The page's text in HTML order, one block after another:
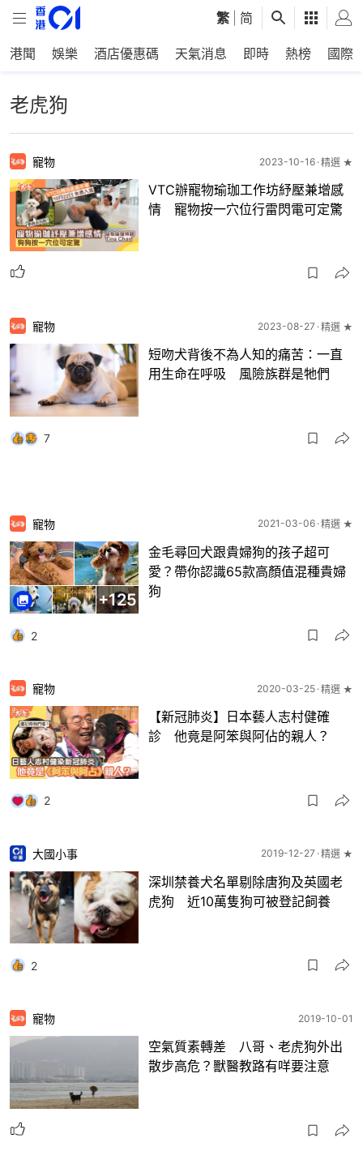
繁 简
港聞 娛樂 酒店優惠碼 天氣消息 即時 熱榜 國際
老虎狗
寵物 2023-10-16 精選 ★
VTC辦寵物瑜珈工作坊紓壓兼增感
情 寵物按一穴位行雷閃電可定驚
寵物 2023-08-27 精選 ★
短吻犬背後不為人知的痛苦：一直
用生命在呼吸 風險族群是牠們
7
+125
寵物 2021-03-06 精選 ★
金毛尋回犬跟貴婦狗的孩子超可
愛？帶你認識65款高顏值混種貴婦
狗
2
寵物 2020-03-25 精選 ★
【新冠肺炎】日本藝人志村健確
診 他竟是阿笨與阿佔的親人？
2
大國小事 2019-12-27 精選 ★
深圳禁養犬名單剔除唐狗及英國老
虎狗 近10萬隻狗可被登記飼養
2
寵物 2019-10-01
空氣質素轉差 八哥、老虎狗外出
散步高危？獸醫教路有咩要注意